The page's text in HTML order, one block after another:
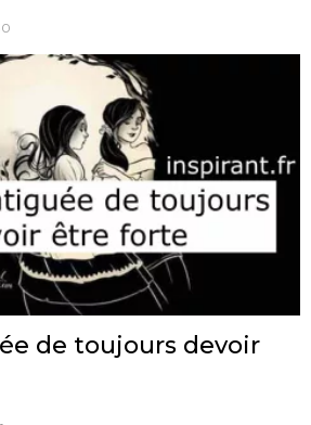
de toujours devoir